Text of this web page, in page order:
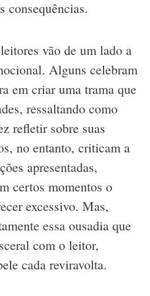
consequências.
vão de um lado a
Alguns celebram
em criar uma trama que
ressaltando como
refletir sobre suas
no entanto, criticam a
apresentadas,
certos momentos o
excessivo. Mas,
essa ousadia que
com o leitor,
cada reviravolta.